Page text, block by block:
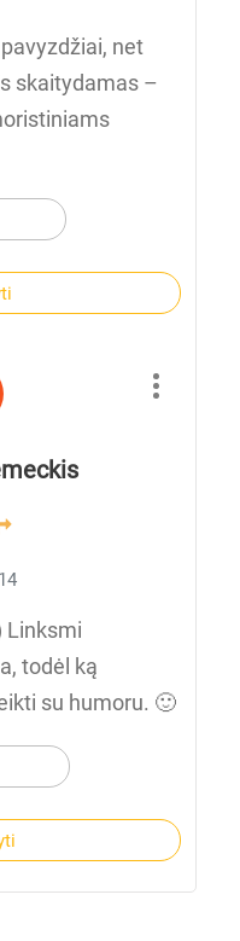
net
skaitydamas –
Linksmi
todėl ką
su humoru. 🙂